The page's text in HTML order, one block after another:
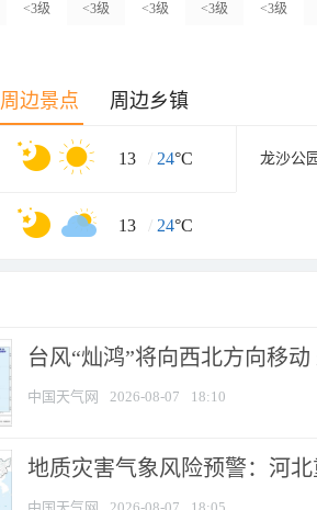
<3级 <3级 <3级 <3级 <3级
周边景点 周边乡镇
13 / 24°C 龙沙公
13 / 24°C
台风“灿鸿”将向西北方向移
中国天气网 2026-08-07 18:10
地质灾害气象风险预警：河